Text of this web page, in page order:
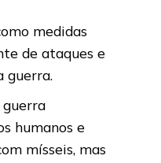
medidas
de ataques e
guerra.
guerra
humanos e
mísseis, mas